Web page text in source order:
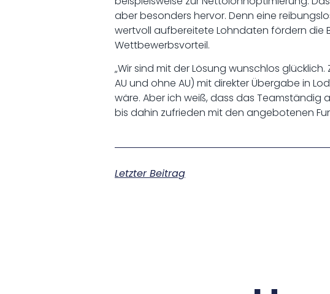
aber besonders hervor. Denn eine
wertvoll aufbereitete Lohndaten fördern die
Wettbewerbsvorteil.
„Wir sind mit der Lösung wunschlos
AU und ohne AU) mit direkter Übergabe in
wäre. Aber ich weiß, dass das
bis dahin zufrieden mit den angebotenen
Letzter Beitrag